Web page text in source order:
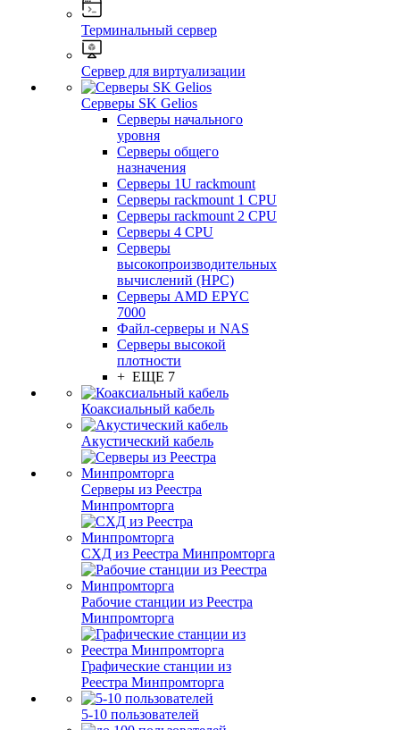
Терминальный сервер
Сервер для виртуализации
Серверы SK Gelios
Серверы начального
уровня
Серверы общего
назначения
Серверы 1U rackmount
Серверы rackmount 1 CPU
Серверы rackmount 2 CPU
Серверы 4 CPU
Серверы
высокопроизводительных
вычислений (HPC)
Серверы AMD EPYC
7000
Файл-серверы и NAS
Серверы высокой
плотности
+ ЕЩЕ 7
Коаксиальный кабель
Акустический кабель
Серверы из Реестра
Минпромторга
СХД из Реестра Минпромторга
Рабочие станции из Реестра
Минпромторга
Графические станции из
Реестра Минпромторга
5-10 пользователей